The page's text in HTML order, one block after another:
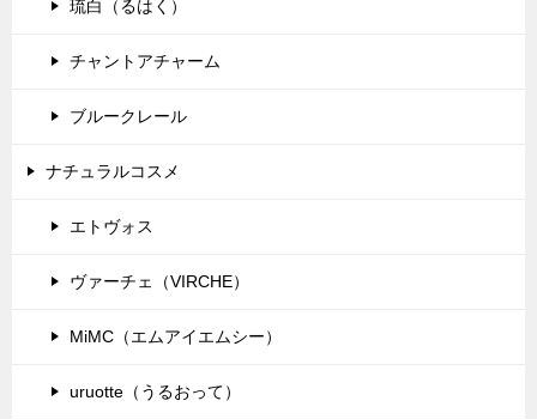
琉白（るはく）
チャントアチャーム
ブルークレール
ナチュラルコスメ
エトヴォス
ヴァーチェ（VIRCHE）
MiMC（エムアイエムシー）
uruotte（うるおって）